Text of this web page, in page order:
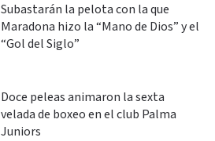
Subastarán la pelota con la que
Maradona hizo la “Mano de Dios” y el
“Gol del Siglo”
Doce peleas animaron la sexta
velada de boxeo en el club Palma
Juniors